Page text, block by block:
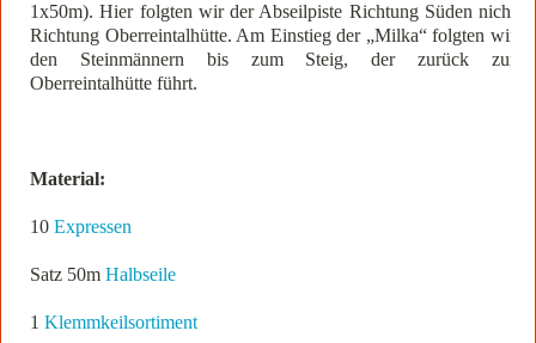
1x50m). Hier folgten wir der Abseilpiste Richtung Süden nicht
Richtung Oberreintalhütte. Am Einstieg der „Milka“ folgten wir
den Steinmännern bis zum Steig, der zurück zur
Oberreintalhütte führt.
Material:
10Expressen
Satz 50mHalbseile
1Klemmkeilsortiment